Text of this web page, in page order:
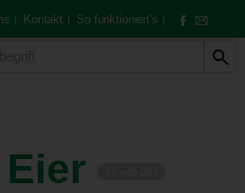
| Kontakt | So funktioniert's |